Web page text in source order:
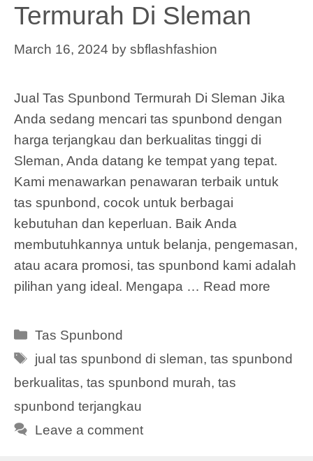
Termurah Di Sleman
March 16, 2024 by sbflashfashion
Jual Tas Spunbond Termurah Di Sleman Jika
Anda sedang mencari tas spunbond dengan
harga terjangkau dan berkualitas tinggi di
Sleman, Anda datang ke tempat yang tepat.
Kami menawarkan penawaran terbaik untuk
tas spunbond, cocok untuk berbagai
kebutuhan dan keperluan. Baik Anda
membutuhkannya untuk belanja, pengemasan,
atau acara promosi, tas spunbond kami adalah
pilihan yang ideal. Mengapa … Read more
Categories
Tas Spunbond
Tags
jual tas spunbond di sleman,tas spunbond
berkualitas, tas spunbond murah, tas
spunbond terjangkau
Leave a comment